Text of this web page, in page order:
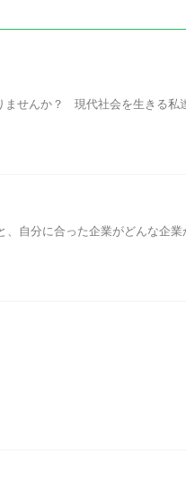
せんか？ 現代社会を生きる私
自分に合った企業がどんな企